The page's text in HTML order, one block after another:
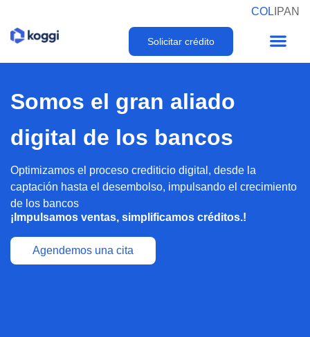
COL PAN
Solicitar crédito
Somos el gran aliado
digital de los bancos
Optimizamos el proceso crediticio digital, desde la
captación hasta el desembolso, impulsando el crecimiento
de los bancos
¡Impulsamos ventas, simplificamos créditos.!
Agendemos una cita